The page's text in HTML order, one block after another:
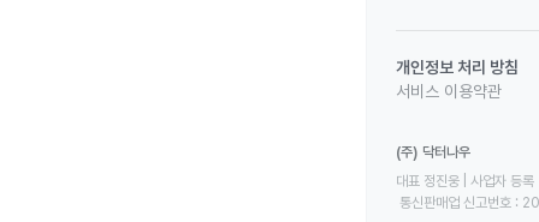
개인정보 처리 방침
서비스 이용약관
(주) 닥터나우
대표 정진웅 | 사업자
통신판매업 신고번호